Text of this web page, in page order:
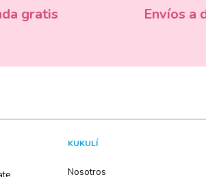
gratis Envíos a
KUKULÍ
Nosotros